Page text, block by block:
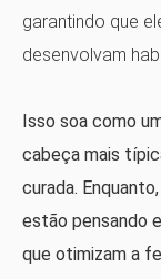
garantindo que
desenvolvam
Isso soa como
cabeça mais
curada.
estão pensando
que otimizam a